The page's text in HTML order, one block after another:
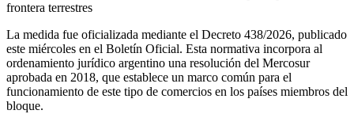
La medida fue oficializada mediante el Decreto 438/2026, publicado
este miércoles en el Boletín Oficial. Esta normativa incorpora al
ordenamiento jurídico argentino una resolución del Mercosur
aprobada en 2018, que establece un marco común para el
funcionamiento de este tipo de comercios en los países miembros del
bloque.